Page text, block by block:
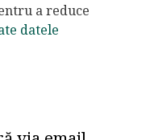
a reduce
datele